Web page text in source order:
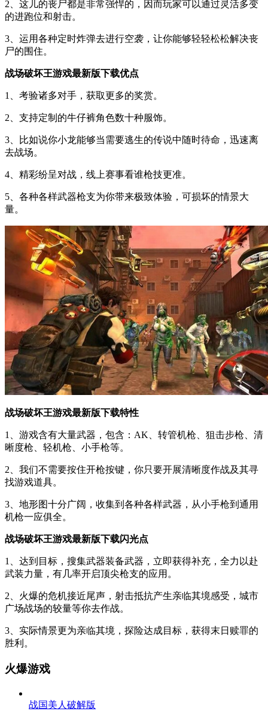
2、这儿的丧尸都是非常强悍的，因而玩家可以通过灵活多变
的进跑位和射击。
3、运用各种定时炸弹去进行空袭，让你能够轻轻松松解决丧
尸的围住。
战场破坏王游戏最新版下载优点
1、考验诸多对手，获取更多的奖赏。
2、支持定制的牛仔裤角色数十种服饰。
3、比如说你小龙能够当需要逃生的传说中随时待命，迅速离
去战场。
4、精彩纷呈对战，线上赛事看谁枪技更准。
5、各种各样武器枪支为你带来极致体验，可损坏的情景大
量。
战场破坏王游戏最新版下载特性
1、游戏含有大量武器，包含：AK、转管机枪、狙击步枪、清
晰度枪、轻机枪、小手枪等。
2、我们不需要按住开枪按键，你只要开展清晰度作战及其寻
找游戏道具。
3、地形图十分广阔，收集到各种各样武器，从小手枪到通用
机枪一应俱全。
战场破坏王游戏最新版下载闪光点
1、达到目标，搜集武器装备武器，立即获得补充，全力以赴
武装力量，有几率开启顶尖枪支的应用。
2、火爆的危机接近尾声，射击抵抗产生亲临其境感受，城市
广场战场的较量等你去作战。
3、实际情景更为亲临其境，探险达成目标，获得末日赎罪的
胜利。
火爆游戏
战国美人破解版